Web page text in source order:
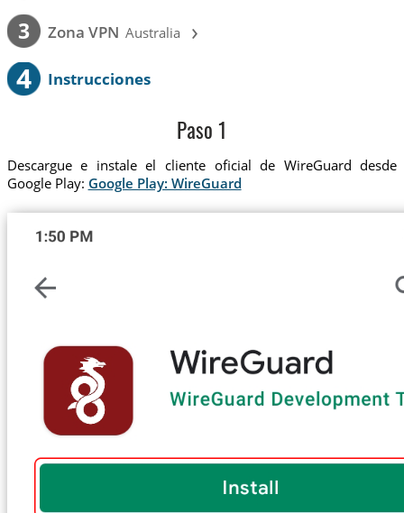
3 Zona VPN Australia ›
4 Instrucciones
Paso 1
Descargue e instale el cliente oficial de WireGuard desde
Google Play: Google Play: WireGuard